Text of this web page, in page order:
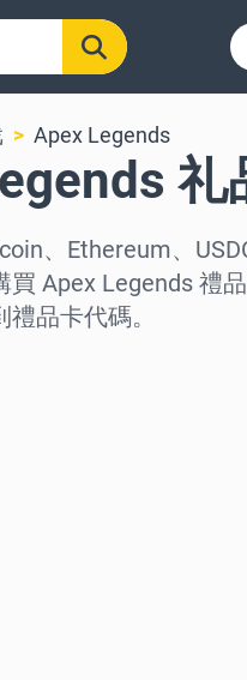
Apex Legends
礼
、Ethereum、
買 Apex Legends 禮
品卡代碼。